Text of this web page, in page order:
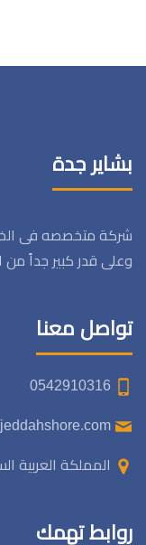
بشاير جدة
شركة متخصصه فى
وعلى قدر كبير جداً من
تواصل معنا
المملكة العربية
روابط تهمك